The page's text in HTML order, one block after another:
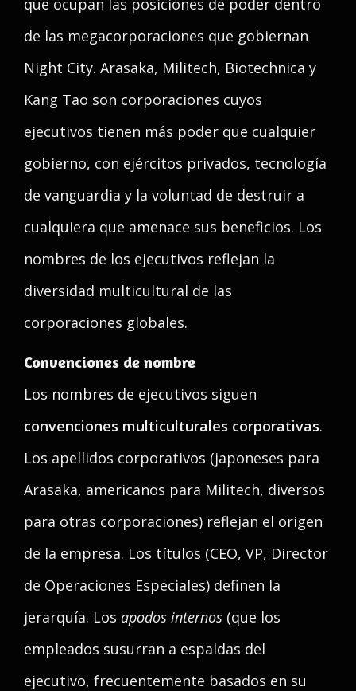
que ocupan las posiciones de poder dentro
de las megacorporaciones que gobiernan
Night City. Arasaka, Militech, Biotechnica y
Kang Tao son corporaciones cuyos
ejecutivos tienen más poder que cualquier
gobierno, con ejércitos privados, tecnología
de vanguardia y la voluntad de destruir a
cualquiera que amenace sus beneficios. Los
nombres de los ejecutivos reflejan la
diversidad multicultural de las
corporaciones globales.
Convenciones de nombre
Los nombres de ejecutivos siguen
convenciones multiculturales corporativas.
Los apellidos corporativos (japoneses para
Arasaka, americanos para Militech, diversos
para otras corporaciones) reflejan el origen
de la empresa. Los títulos (CEO, VP, Director
de Operaciones Especiales) definen la
jerarquía. Los apodos internos (que los
empleados susurran a espaldas del
ejecutivo, frecuentemente basados en su